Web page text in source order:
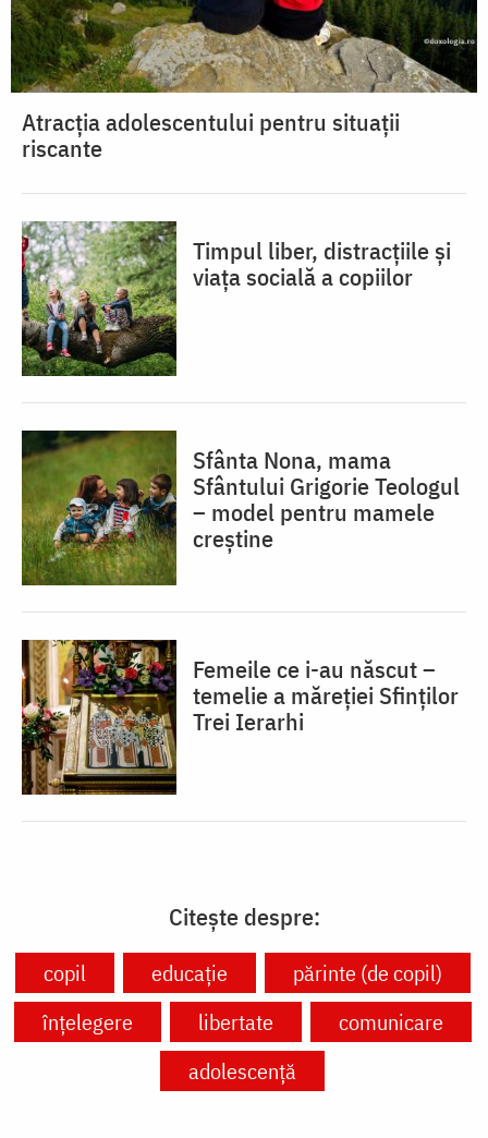
Atracția adolescentului pentru situații
riscante
Timpul liber, distracțiile și
viața socială a copiilor
Sfânta Nona, mama
Sfântului Grigorie Teologul
– model pentru mamele
creștine
Femeile ce i-au născut –
temelie a măreției Sfinților
Trei Ierarhi
Citește despre:
copil educație
părinte (de copil)
înțelegere
libertate
comunicare
adolescență